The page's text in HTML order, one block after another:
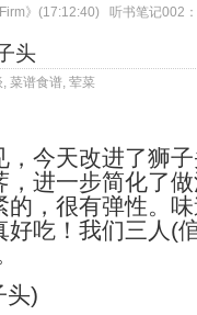
》(17:12:40) 听书笔记002
头
菜谱食谱 荤菜
，今天改进了狮
，进一步简化了
，很有弹性。
好吃！我们三人(
头)